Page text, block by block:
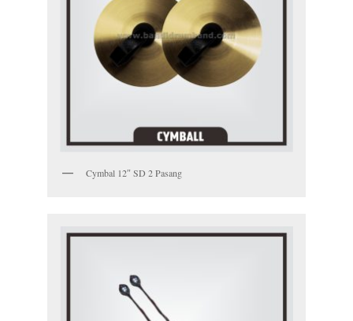
Cymbal 12″ SD 2 Pasang